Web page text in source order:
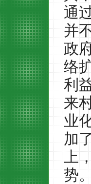
通
并
政
络
利
来
业
加
上
势